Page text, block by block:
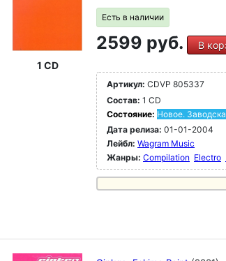
1 CD
Есть в наличии
2599 руб. В
Артикул: CDVP 805337
Состав: 1 CD
Состояние: Новое.
Дата релиза: 01-01-2004
Лейбл: Wagram Music
Жанры: Compilation Electro